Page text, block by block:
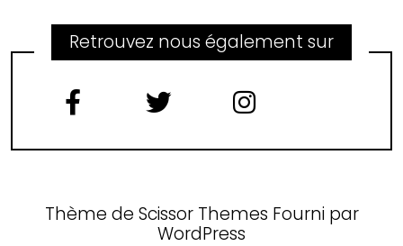
Retrouvez nous également sur
Thème de Scissor Themes Fourni par
WordPress